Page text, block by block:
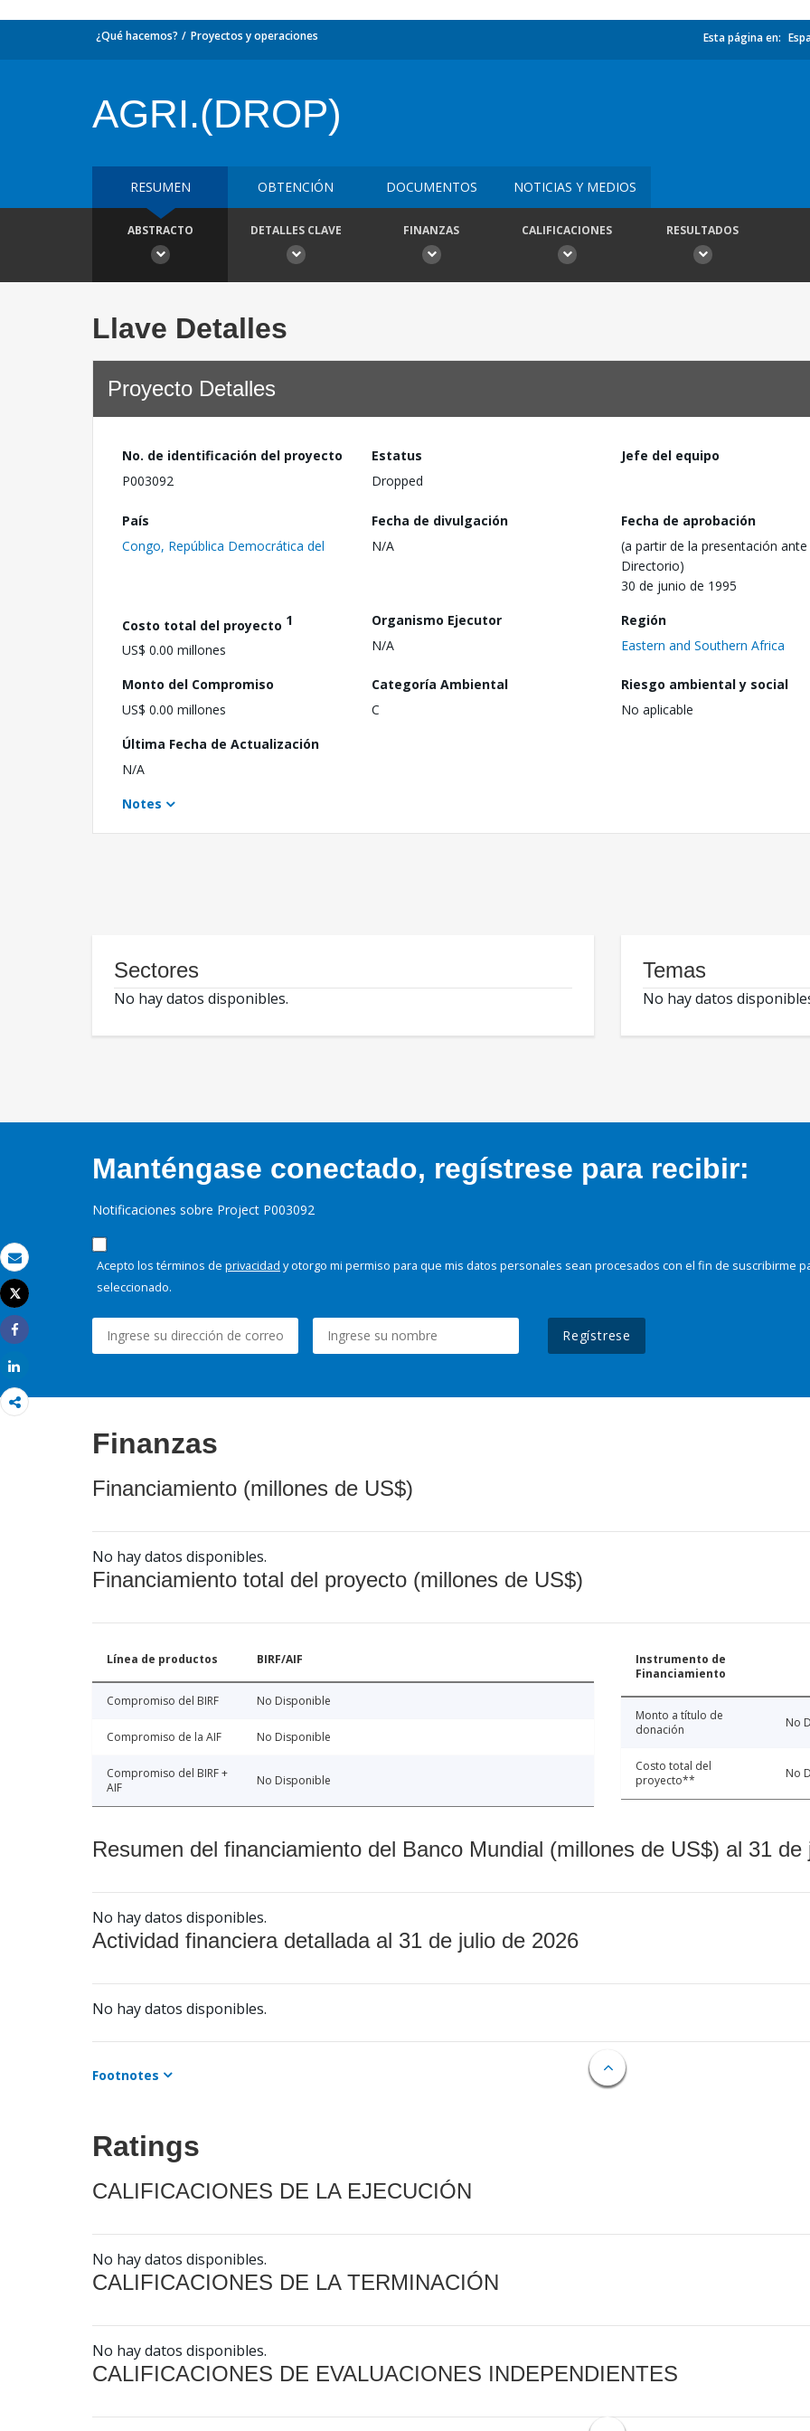
Correo electrónico
Imprimir
Tweet
Share
¿Qué hacemos? Proyectos y operaciones Esta página en:
AGRI.(DROP)
RESUMEN OBTENCIÓN DOCUMENTOS NOTICIAS Y MEDIOS
ABSTRACTO DETALLES CLAVE FINANZAS CALIFICACIONES RESULTADOS
Llave Detalles
Proyecto Detalles
No. de identificación del proyecto
P003092
Estatus
Dropped
Jefe del equipo
País
Congo, República Democrática del
Fecha de divulgación
N/A
Fecha de aprobación
(a partir de la presentación ante
Directorio)
30 de junio de 1995
Costo total del proyecto 1
US$ 0.00 millones
Organismo Ejecutor
N/A
Región
Eastern and Southern Africa
Monto del Compromiso
US$ 0.00 millones
Categoría Ambiental
C
Riesgo ambiental y social
No aplicable
Última Fecha de Actualización
N/A
Notes
Sectores
No hay datos disponibles.
Temas
No hay datos
Manténgase conectado, regístrese para recibir:
Notificaciones sobre Project P003092
Acepto los términos de privacidad y otorgo mi permiso para que mis datos personales sean procesados con el fin de suscribirme
seleccionado.
Regístrese
Finanzas
Financiamiento (millones de US$)
No hay datos disponibles.
Financiamiento total del proyecto (millones de US$)
Línea de productos BIRF/AIF
Compromiso del BIRF No Disponible
Compromiso de la AIF No Disponible
Compromiso del BIRF +
AIF
No Disponible
Instrumento de
Financiamiento
Monto a título de
donación
No
Costo total del
proyecto**
No
Resumen del financiamiento del Banco Mundial (millones de US$) al 31 de
No hay datos disponibles.
Actividad financiera detallada al 31 de julio de 2026
No hay datos disponibles.
Footnotes
Ratings
CALIFICACIONES DE LA EJECUCIÓN
No hay datos disponibles.
CALIFICACIONES DE LA TERMINACIÓN
No hay datos disponibles.
CALIFICACIONES DE EVALUACIONES INDEPENDIENTES